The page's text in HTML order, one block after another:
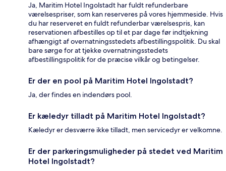
Ja, Maritim Hotel Ingolstadt har fuldt refunderbare
værelsespriser, som kan reserveres på vores hjemmeside. Hvis
du har reserveret en fuldt refunderbar værelsespris, kan
reservationen afbestilles op til et par dage før indtjekning
afhængigt af overnatningsstedets afbestillingspolitik. Du skal
bare sørge for at tjekke overnatningsstedets
afbestillingspolitik for de præcise vilkår og betingelser.
Er der en pool på Maritim Hotel Ingolstadt?
Ja, der findes en indendørs pool.
Er kæledyr tilladt på Maritim Hotel Ingolstadt?
Kæledyr er desværre ikke tilladt, men servicedyr er velkomne.
Er der parkeringsmuligheder på stedet ved Maritim
Hotel Ingolstadt?